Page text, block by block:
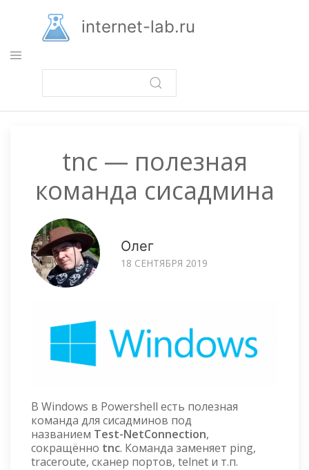
основному
содержанию
internet-lab.ru
tnc — полезная
команда сисадмина
Олег
18 СЕНТЯБРЯ 2019
В Windows в Powershell есть полезная
команда для сисадминов под
названием Test-NetConnection,
сокращённо tnc. Команда заменяет ping,
traceroute, сканер портов, telnet и т.п.